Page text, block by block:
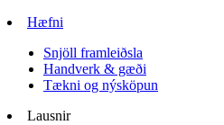
Hæfni
Snjöll framleiðsla
Handverk & gæði
Tækni og nýsköpun
Lausnir